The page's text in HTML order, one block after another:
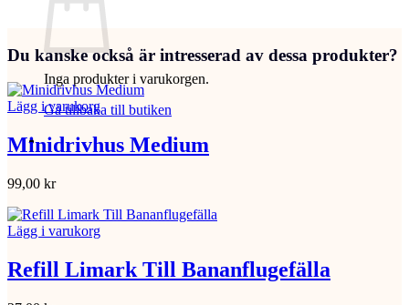
Inga produkter i varukorgen.
Gå tillbaka till butiken
Du kanske också är intresserad av dessa produkter?
Lägg i varukorg
Minidrivhus Medium
99,00 kr
Lägg i varukorg
Refill Limark Till Bananflugefälla